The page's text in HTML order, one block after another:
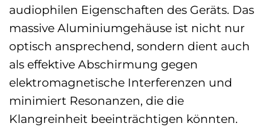
audiophilen Eigenschaften des Geräts. Das
massive Aluminiumgehäuse ist nicht nur
optisch ansprechend, sondern dient auch
als effektive Abschirmung gegen
elektromagnetische Interferenzen und
minimiert Resonanzen, die die
Klangreinheit beeinträchtigen könnten.